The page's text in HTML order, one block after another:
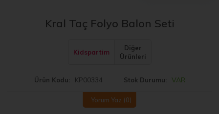
Kral Taç Folyo Balon Seti
Kidspartim
Diğer
Ürünleri
Ürün Kodu KP00334 Stok Durumu VAR
Yorum Yaz (0)